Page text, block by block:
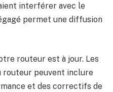
interférer avec le
permet une diffusion
routeur est à jour. Les
routeur peuvent inclure
et des correctifs de